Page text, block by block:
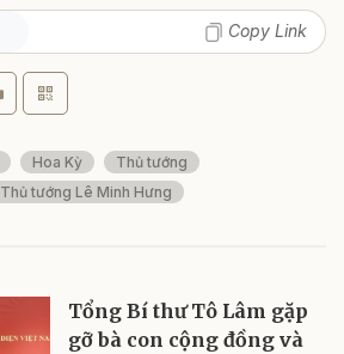
Copy Link
Hoa Kỳ
Thủ tướng
Thủ tướng Lê Minh Hưng
Tổng Bí thư Tô Lâm gặp
gỡ bà con cộng đồng và